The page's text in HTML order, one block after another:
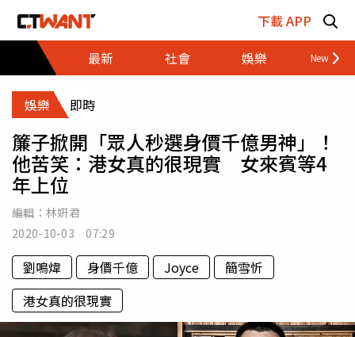
下載 APP
最新
社會 娛樂 財經
娛樂 即時
簾子掀開「眾人秒選身價千億男神」！
他苦笑：港女真的很現實 女來賓等4
年上位
編輯： 林姸君
2020-10-03 07:29
劉鳴煒 身價千億 Joyce
簡雪忻
港女真的很現實